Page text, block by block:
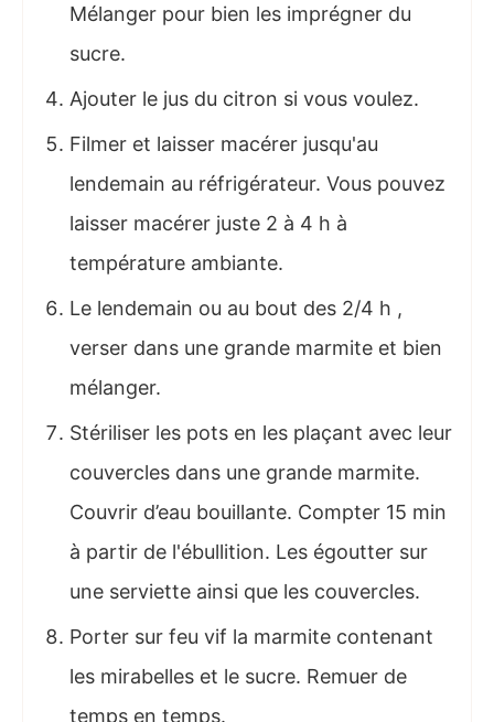
Mélanger pour bien les imprégner du
sucre.
Ajouter le jus du citron si vous voulez.
Filmer et laisser macérer jusqu'au
lendemain au réfrigérateur. Vous pouvez
laisser macérer juste 2 à 4 h à
température ambiante.
Le lendemain ou au bout des 2/4 h ,
verser dans une grande marmite et bien
mélanger.
Stériliser les pots en les plaçant avec leur
couvercles dans une grande marmite.
Couvrir d’eau bouillante. Compter 15 min
à partir de l'ébullition. Les égoutter sur
une serviette ainsi que les couvercles.
Porter sur feu vif la marmite contenant
les mirabelles et le sucre. Remuer de
temps en temps.